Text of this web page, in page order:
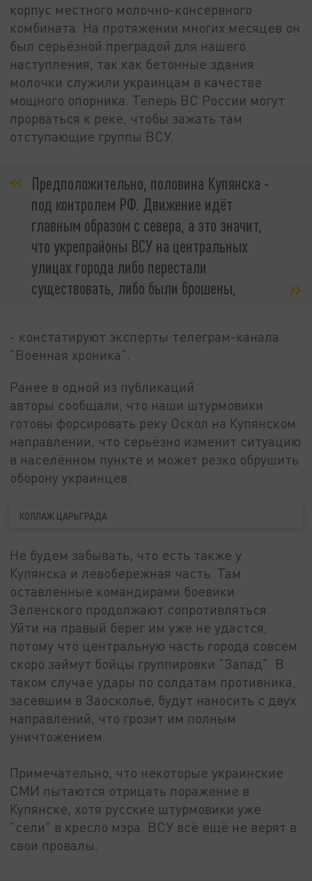
корпус местного молочно-консервного
комбината. На протяжении многих месяцев он
был серьёзной преградой для нашего
наступления, так как бетонные здания
молочки служили украинцам в качестве
мощного опорника. Теперь ВС России могут
прорваться к реке, чтобы зажать там
отступающие группы ВСУ.
Предположительно, половина Купянска -
под контролем РФ. Движение идёт
главным образом с севера, а это значит,
что укрепрайоны ВСУ на центральных
улицах города либо перестали
существовать, либо были брошены,
- констатируют эксперты телеграм-канала
"Военная хроника".
Ранее в одной из публикаций
авторы сообщали, что наши штурмовики
готовы форсировать реку Оскол на Купянском
направлении, что серьёзно изменит ситуацию
в населённом пункте и может резко обрушить
оборону украинцев.
КОЛЛАЖ ЦАРЬГРАДА
Не будем забывать, что есть также у
Купянска и левобережная часть. Там
оставленные командирами боевики
Зеленского продолжают сопротивляться.
Уйти на правый берег им уже не удастся,
потому что центральную часть города совсем
скоро займут бойцы группировки "Запад". В
таком случае удары по солдатам противника,
засевшим в Заосколье, будут наносить с двух
направлений, что грозит им полным
уничтожением.
Примечательно, что некоторые украинские
СМИ пытаются отрицать поражение в
Купянске, хотя русские штурмовики уже
"сели" в кресло мэра. ВСУ всё ещё не верят в
свои провалы.